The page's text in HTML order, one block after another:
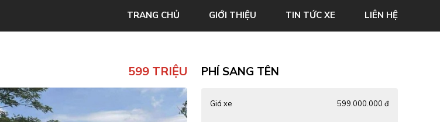
TRANG CHỦ GIỚI THIỆU TIN TỨC XE LIÊN HỆ
599 TRIỆU PHÍ SANG TÊN
Giá xe 599.000.000 đ